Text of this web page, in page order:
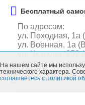
Бесплатный
По адресам:
ул. Походная, 1а
ул. Военная, 1а
ул. Чкалова, 252
ЦЕНА
при заказе в
На нашем сайте мы
технического характера.
соглашаетесь с политикой